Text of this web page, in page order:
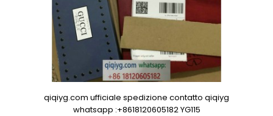
qiqiyg.com ufficiale spedizione contatto qiqiyg
whatsapp :+8618120605182 YG115